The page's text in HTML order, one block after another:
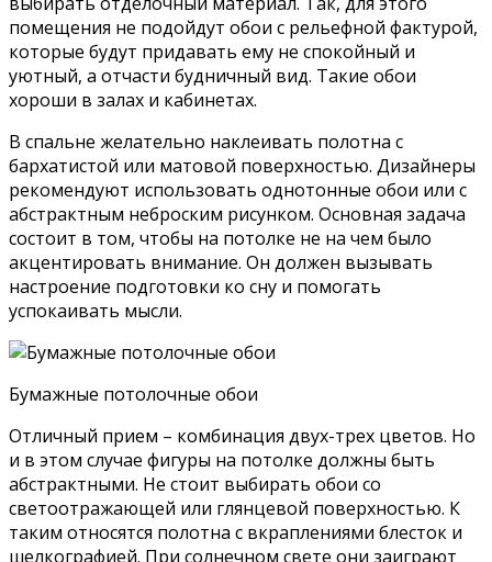
помещения не подойдут обои с рельефной фактурой,
которые будут придавать ему не спокойный и
уютный, а отчасти будничный вид. Такие обои
хороши в залах и кабинетах.
В спальне желательно наклеивать полотна с
бархатистой или матовой поверхностью. Дизайнеры
рекомендуют использовать однотонные обои или с
абстрактным неброским рисунком. Основная задача
состоит в том, чтобы на потолке не на чем было
акцентировать внимание. Он должен вызывать
настроение подготовки ко сну и помогать
успокаивать мысли.
Бумажные потолочные обои
Отличный прием – комбинация двух-трех цветов. Но
и в этом случае фигуры на потолке должны быть
абстрактными. Не стоит выбирать обои со
светоотражающей или глянцевой поверхностью. К
таким относятся полотна с вкраплениями блесток и
шелкографией. При солнечном свете они заиграют